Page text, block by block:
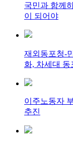
국민과 함께
이 되어야
재외동포청-
화, 차세대
이주노동자
추진